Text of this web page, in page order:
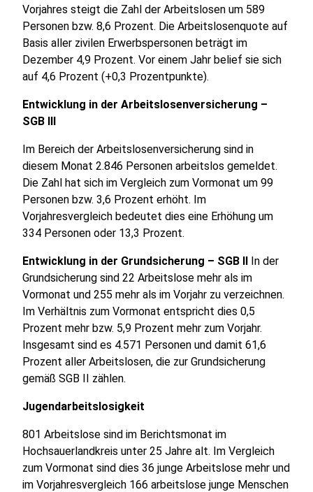
Vorjahres steigt die Zahl der Arbeitslosen um 589
Personen bzw. 8,6 Prozent. Die Arbeitslosenquote auf
Basis aller zivilen Erwerbspersonen beträgt im
Dezember 4,9 Prozent. Vor einem Jahr belief sie sich
auf 4,6 Prozent (+0,3 Prozentpunkte).
Entwicklung in der Arbeitslosenversicherung –
SGB III
Im Bereich der Arbeitslosenversicherung sind in
diesem Monat 2.846 Personen arbeitslos gemeldet.
Die Zahl hat sich im Vergleich zum Vormonat um 99
Personen bzw. 3,6 Prozent erhöht. Im
Vorjahresvergleich bedeutet dies eine Erhöhung um
334 Personen oder 13,3 Prozent.
Entwicklung in der Grundsicherung – SGB II In der
Grundsicherung sind 22 Arbeitslose mehr als im
Vormonat und 255 mehr als im Vorjahr zu verzeichnen.
Im Verhältnis zum Vormonat entspricht dies 0,5
Prozent mehr bzw. 5,9 Prozent mehr zum Vorjahr.
Insgesamt sind es 4.571 Personen und damit 61,6
Prozent aller Arbeitslosen, die zur Grundsicherung
gemäß SGB II zählen.
Jugendarbeitslosigkeit
801 Arbeitslose sind im Berichtsmonat im
Hochsauerlandkreis unter 25 Jahre alt. Im Vergleich
zum Vormonat sind dies 36 junge Arbeitslose mehr und
im Vorjahresvergleich 166 arbeitslose junge Menschen